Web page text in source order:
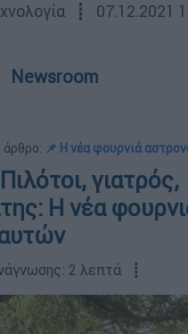
┋ 07.12.2021
Newsroom
άρθρο: 📌 Η νέα φουρνιά
γιατρός,
Η νέα
2 λεπτά ┋